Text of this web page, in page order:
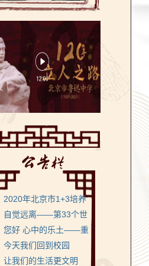
2020年北京市1+3培养
试验项目•鲁迅...
自觉远离——第33个世
界无烟日
您好 心中的乐土——重
返健康美丽的菁菁校...
今天我们回到校园
让我们的生活更文明